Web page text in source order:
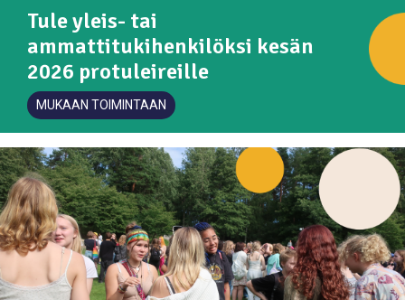
Tule yleis- tai
ammattitukihenkilöksi kesän
2026 protuleireille
MUKAAN TOIMINTAAN